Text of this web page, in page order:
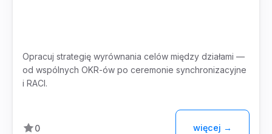
Opracuj strategię wyrównania celów między działami —
od wspólnych OKR-ów po ceremonie synchronizacyjne
i RACI.
0 więcej →